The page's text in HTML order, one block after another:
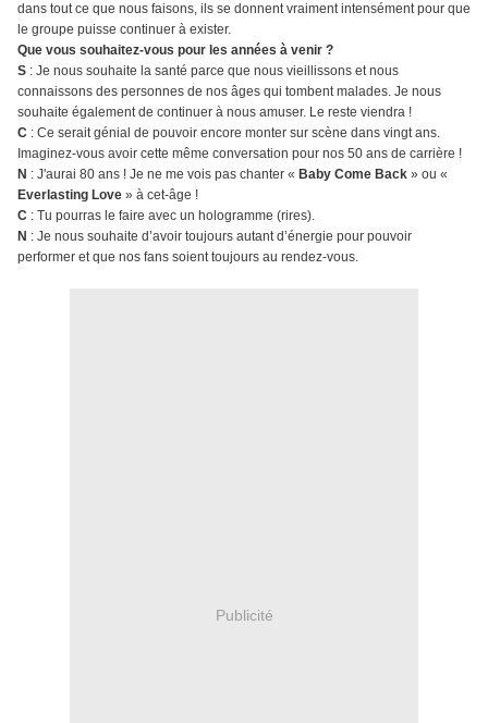
dans tout ce que nous faisons, ils se donnent vraiment intensément pour que
le groupe puisse continuer à exister.
Que vous souhaitez-vous pour les années à venir ?
S : Je nous souhaite la santé parce que nous vieillissons et nous
connaissons des personnes de nos âges qui tombent malades. Je nous
souhaite également de continuer à nous amuser. Le reste viendra !
C : Ce serait génial de pouvoir encore monter sur scène dans vingt ans.
Imaginez-vous avoir cette même conversation pour nos 50 ans de carrière !
N : J'aurai 80 ans ! Je ne me vois pas chanter « Baby Come Back » ou «
Everlasting Love » à cet-âge !
C : Tu pourras le faire avec un hologramme (rires).
N : Je nous souhaite d’avoir toujours autant d’énergie pour pouvoir
performer et que nos fans soient toujours au rendez-vous.
Publicité